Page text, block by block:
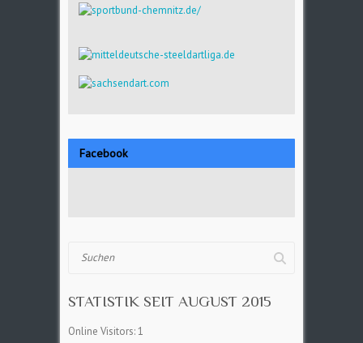
Facebook
STATISTIK SEIT AUGUST 2015
Online Visitors:1